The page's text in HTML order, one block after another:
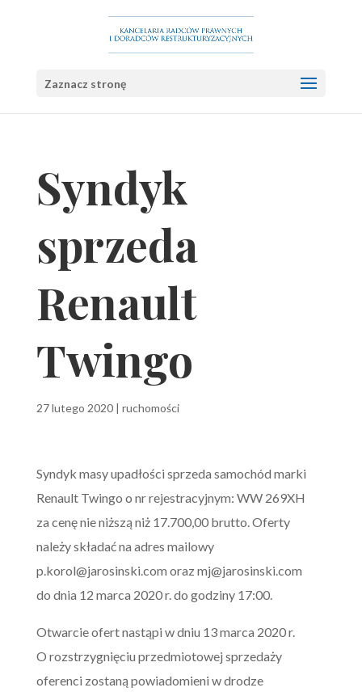
Zaznacz stronę
Syndyk
sprzeda
Renault
Twingo
27 lutego 2020| ruchomości
Syndyk masy upadłości sprzeda samochód marki
Renault Twingo o nr rejestracyjnym: WW 269XH
za cenę nie niższą niż 17.700,00 brutto. Oferty
należy składać na adres mailowy
p.korol@jarosinski.com orazmj@jarosinski.com
do dnia 12 marca 2020 r. do godziny 17:00.
Otwarcie ofert nastąpi w dniu 13 marca 2020 r.
O rozstrzygnięciu przedmiotowej sprzedaży
oferenci zostaną powiadomieni w drodze